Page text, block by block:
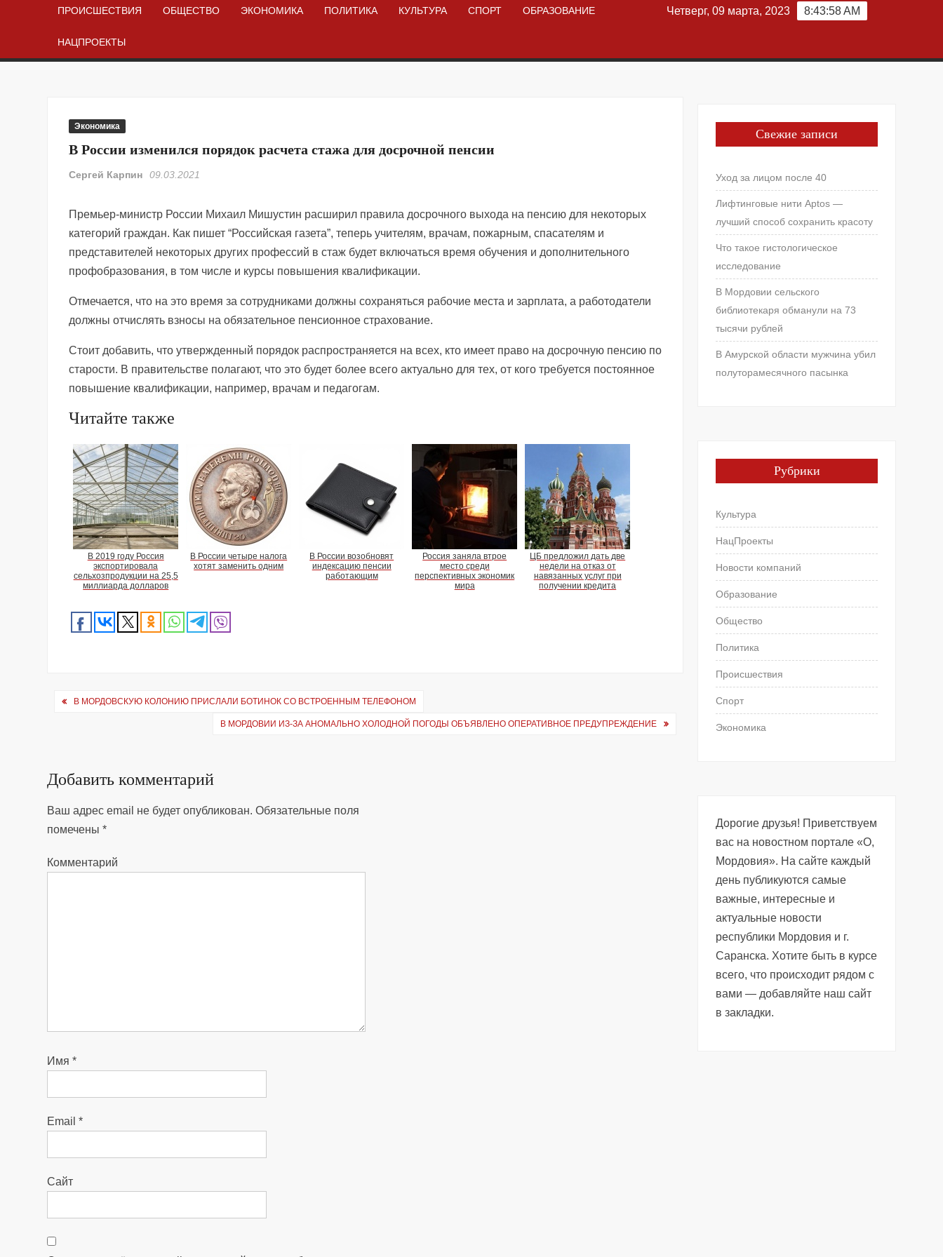
ПРОИСШЕСТВИЯ ОБЩЕСТВО ЭКОНОМИКА ПОЛИТИКА КУЛЬТУРА СПОРТ ОБРАЗОВАНИЕ
НАЦПРОЕКТЫ
8:43:59 AM
Четверг, 09 марта, 2023
Экономика
В России изменился порядок расчета стажа для досрочной пенсии
Сергей Карпин 09.03.2021
Премьер-министр России Михаил Мишустин расширил правила досрочного выхода на пенсию для некоторых
категорий граждан. Как пишет “Российская газета”, теперь учителям, врачам, пожарным, спасателям и
представителей некоторых других профессий в стаж будет включаться время обучения и дополнительного
профобразования, в том числе и курсы повышения квалификации.
Отмечается, что на это время за сотрудниками должны сохраняться рабочие места и зарплата, а работодатели
должны отчислять взносы на обязательное пенсионное страхование.
Стоит добавить, что утвержденный порядок распространяется на всех, кто имеет право на досрочную пенсию по
старости. В правительстве полагают, что это будет более всего актуально для тех, от кого требуется постоянное
повышение квалификации, например, врачам и педагогам.
Читайте также
В 2019 году Россия
экспортировала
сельхозпродукции на 25,5
миллиарда долларов
В России четыре налога
хотят заменить одним
В России возобновят
индексацию пенсии
работающим
Россия заняла втрое
место среди
перспективных экономик
мира
ЦБ предложил дать две
недели на отказ от
навязанных услуг при
получении кредита
Навигация
В МОРДОВСКУЮ КОЛОНИЮ ПРИСЛАЛИ БОТИНОК СО ВСТРОЕННЫМ ТЕЛЕФОНОМ
В МОРДОВИИ ИЗ-ЗА АНОМАЛЬНО ХОЛОДНОЙ ПОГОДЫ ОБЪЯВЛЕНО ОПЕРАТИВНОЕ ПРЕДУПРЕЖДЕНИЕ
Добавить комментарий
Ваш адрес email не будет опубликован. Обязательные поля
помечены*
Комментарий
Имя*
Email*
Сайт
Свежие записи
Уход за лицом после 40
Лифтинговые нити Aptos —
лучший способ сохранить красоту
Что такое гистологическое
исследование
В Мордовии сельского
библиотекаря обманули на 73
тысячи рублей
В Амурской области мужчина убил
полуторамесячного пасынка
Рубрики
Культура
НацПроекты
Новости компаний
Образование
Общество
Политика
Происшествия
Спорт
Экономика
Дорогие друзья! Приветствуем
вас на новостном портале «О,
Мордовия». На сайте каждый
день публикуются самые
важные, интересные и
актуальные новости
республики Мордовия и г.
Саранска. Хотите быть в курсе
всего, что происходит рядом с
вами — добавляйте наш сайт
в закладки.